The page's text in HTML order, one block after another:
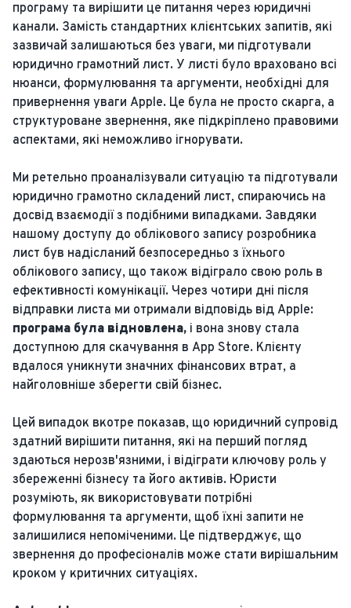
програму та вирішити це питання через юридичні
канали. Замість стандартних клієнтських запитів, які
зазвичай залишаються без уваги, ми підготували
юридично грамотний лист. У листі було враховано всі
нюанси, формулювання та аргументи, необхідні для
привернення уваги Apple. Це була не просто скарга, а
структуроване звернення, яке підкріплено правовими
аспектами, які неможливо ігнорувати.
Ми ретельно проаналізували ситуацію та підготували
юридично грамотно складений лист, спираючись на
досвід взаємодії з подібними випадками. Завдяки
нашому доступу до облікового запису розробника
лист був надісланий безпосередньо з їхнього
облікового запису, що також відіграло свою роль в
ефективності комунікації. Через чотири дні після
відправки листа ми отримали відповідь від Apple:
програма була відновлена, і вона знову стала
доступною для скачування в App Store. Клієнту
вдалося уникнути значних фінансових втрат, а
найголовніше зберегти свій бізнес.
Цей випадок вкотре показав, що юридичний супровід
здатний вирішити питання, які на перший погляд
здаються нерозв'язними, і відіграти ключову роль у
збереженні бізнесу та його активів. Юристи
розуміють, як використовувати потрібні
формулювання та аргументи, щоб їхні запити не
залишилися непоміченими. Це підтверджує, що
звернення до професіоналів може стати вирішальним
кроком у критичних ситуаціях.